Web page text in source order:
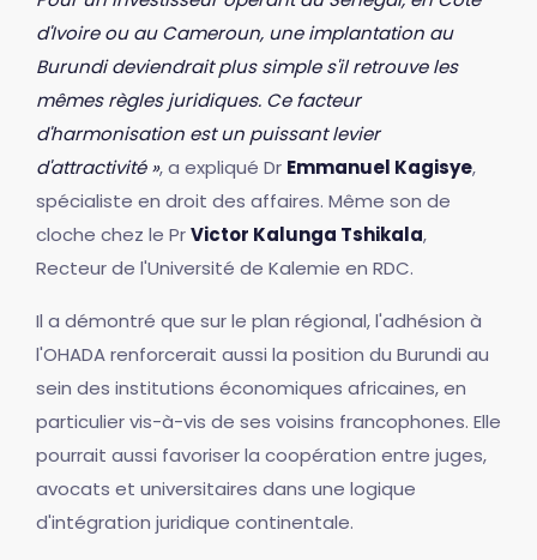
d'Ivoire ou au Cameroun, une implantation au
Burundi deviendrait plus simple s'il retrouve les
mêmes règles juridiques. Ce facteur
d'harmonisation est un puissant levier
d'attractivité », a expliqué Dr Emmanuel Kagisye,
spécialiste en droit des affaires. Même son de
cloche chez le PrVictor Kalunga Tshikala,
Recteur de l'Université de Kalemie en RDC.
Il a démontré que sur le plan régional, l'adhésion à
l'OHADA renforcerait aussi la position du Burundi au
sein des institutions économiques africaines, en
particulier vis-à-vis de ses voisins francophones. Elle
pourrait aussi favoriser la coopération entre juges,
avocats et universitaires dans une logique
d'intégration juridique continentale.